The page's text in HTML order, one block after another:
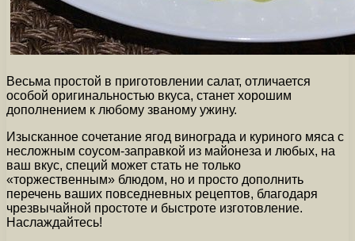
Весьма простой в приготовлении салат, отличается
особой оригинальностью вкуса, станет хорошим
дополнением к любому званому ужину.
Изысканное сочетание ягод винограда и куриного мяса с
несложным соусом-заправкой из майонеза и любых, на
ваш вкус, специй может стать не только
«торжественным» блюдом, но и просто дополнить
перечень ваших повседневных рецептов, благодаря
чрезвычайной простоте и быстроте изготовление.
Наслаждайтесь!